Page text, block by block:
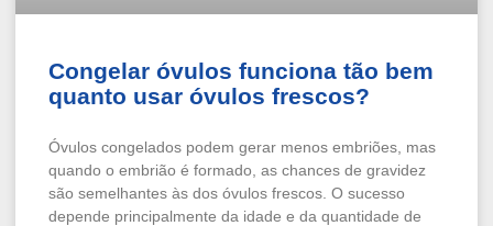
Congelar óvulos funciona tão bem
quanto usar óvulos frescos?
Óvulos congelados podem gerar menos embriões, mas
quando o embrião é formado, as chances de gravidez
são semelhantes às dos óvulos frescos. O sucesso
depende principalmente da idade e da quantidade de